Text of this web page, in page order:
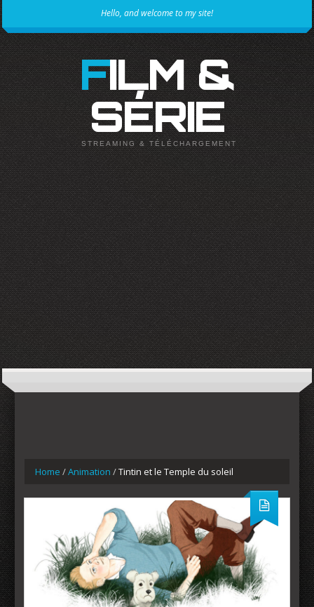
Hello, and welcome to my site!
FILM &
SÉRIE
STREAMING & TÉLÉCHARGEMENT
Home /Animation /Tintin et le Temple du soleil